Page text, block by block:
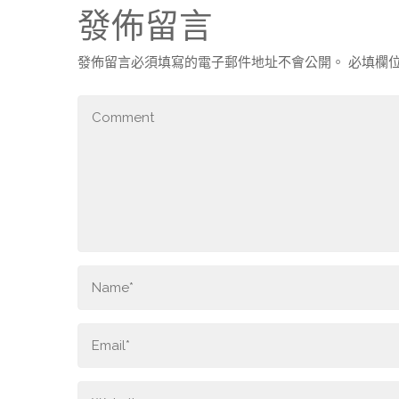
發佈留言
發佈留言必須填寫的電子郵件地址不會公開。 必填欄